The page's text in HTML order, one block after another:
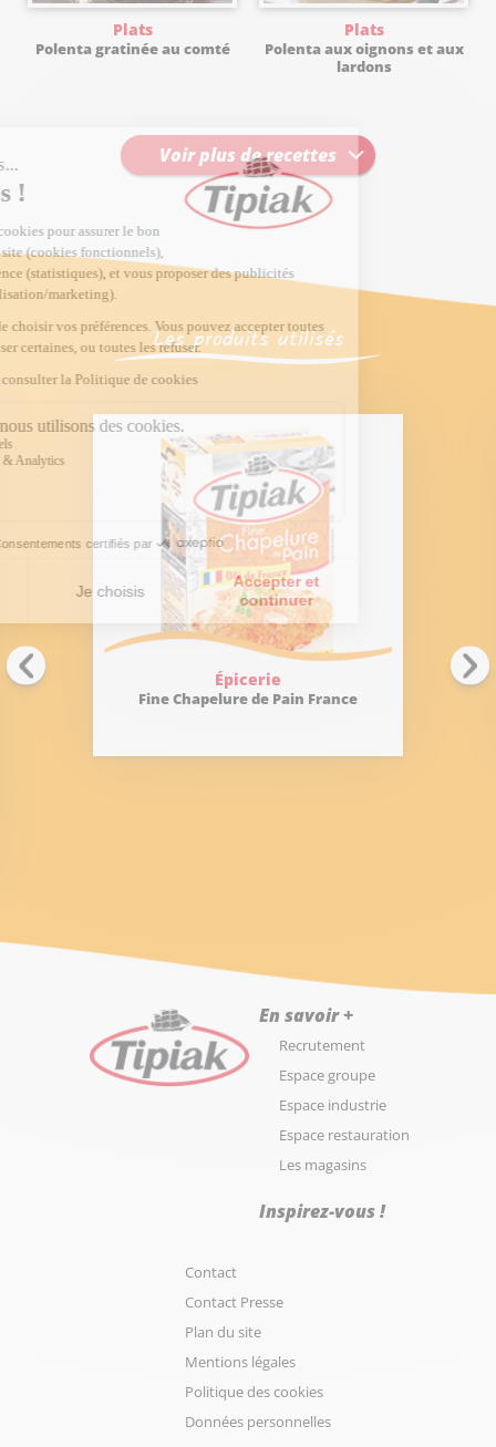
Plats
Polenta gratinée au comté
Plats
Polenta aux oignons et aux
lardons
Voir plus de recettes
Les produits utilisés
Épicerie
Fine Chapelure de Pain France
En savoir +
Recrutement
Espace groupe
Espace industrie
Espace restauration
Les magasins
Inspirez-vous !
Contact
Contact Presse
Plan du site
Mentions légales
Politique des cookies
Données personnelles